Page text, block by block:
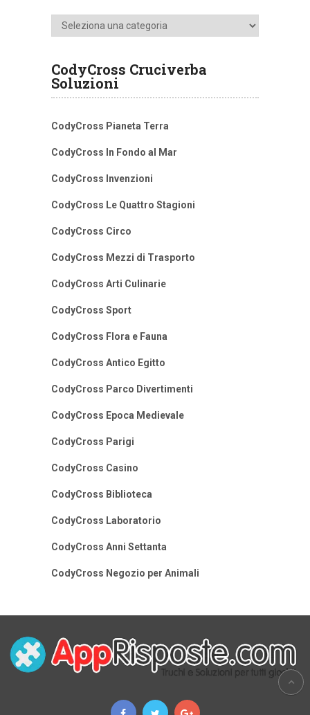
Categorie
CodyCross Cruciverba
Soluzioni
CodyCross Pianeta Terra
CodyCross In Fondo al Mar
CodyCross Invenzioni
CodyCross Le Quattro Stagioni
CodyCross Circo
CodyCross Mezzi di Trasporto
CodyCross Arti Culinarie
CodyCross Sport
CodyCross Flora e Fauna
CodyCross Antico Egitto
CodyCross Parco Divertimenti
CodyCross Epoca Medievale
CodyCross Parigi
CodyCross Casino
CodyCross Biblioteca
CodyCross Laboratorio
CodyCross Anni Settanta
CodyCross Negozio per Animali